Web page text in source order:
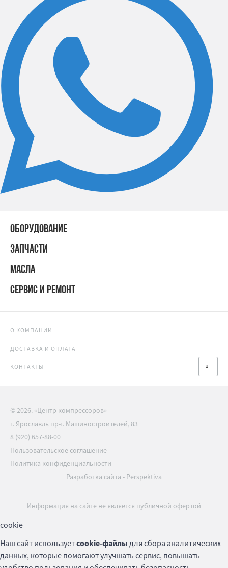
ОБОРУДОВАНИЕ
ЗАПЧАСТИ
МАСЛА
СЕРВИС И РЕМОНТ
О КОМПАНИИ
ДОСТАВКА И ОПЛАТА
КОНТАКТЫ
© 2026. «Центр компрессоров»
г. Ярославль пр-т. Машиностроителей, 83
8 (920) 657-88-00
Пользовательское соглашение
Политика конфиденциальности
Разработка сайта - Perspektiva
Информация на сайте не является публичной офертой
cookie
Наш сайт используетcookie-файлы для сбора аналитических
данных, которые помогают улучшать сервис, повышать